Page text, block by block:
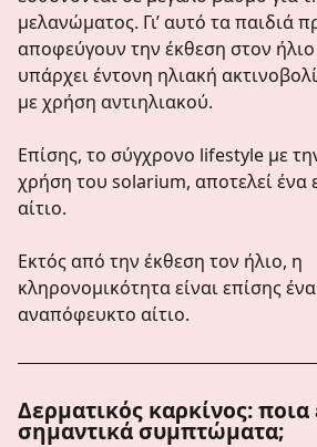
μελανώματος. Γι’ αυτό τα παιδιά
αποφεύγουν την έκθεση στον
υπάρχει έντονη ηλιακή
με χρήση αντιηλιακού.
Επίσης, το σύγχρονο lifestyle με
χρήση του solarium, αποτελεί ένα
αίτιο.
Εκτός από την έκθεση τον ήλιο, η
κληρονομικότητα είναι επίσης ένα
αναπόφευκτο αίτιο.
Δερματικός καρκίνος: ποια
σημαντικά συμπτώματα;